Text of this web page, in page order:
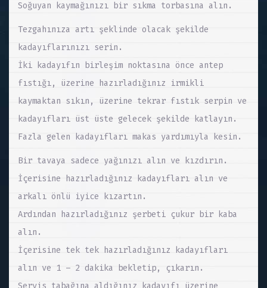
Soğuyan kaymağınızı bir sıkma torbasına alın.
Tezgahınıza artı şeklinde olacak şekilde
kadayıflarınızı serin.
İki kadayıfın birleşim noktasına önce antep
fıstığı, üzerine hazırladığınız irmikli
kaymaktan sıkın, üzerine tekrar fıstık serpin ve
kadayıfları üst üste gelecek şekilde katlayın.
Fazla gelen kadayıfları makas yardımıyla kesin.
Bir tavaya sadece yağınızı alın ve kızdırın.
İçerisine hazırladığınız kadayıfları alın ve
arkalı önlü iyice kızartın.
Ardından hazırladığınız şerbeti çukur bir kaba
alın.
İçerisine tek tek hazırladığınız kadayıfları
alın ve 1 – 2 dakika bekletip, çıkarın.